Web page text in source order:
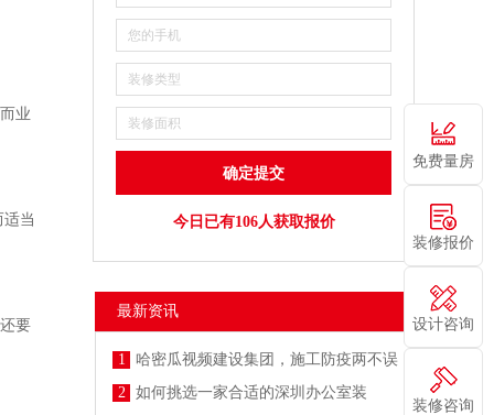
业
当
要
今日已有106人获取报价
最新资讯
1
哈密瓜视频建设集团，施工防疫两不误
2
如何挑选一家合适的深圳办公室装
免费量房
装修报价
设计咨询
装修咨询